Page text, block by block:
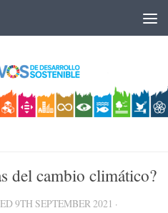
del cambio climático?
9TH SEPTEMBER 2021 ·